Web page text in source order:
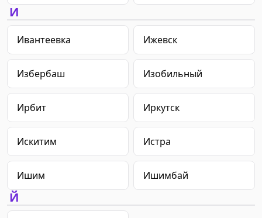
И
Ивантеевка Ижевск
Избербаш Изобильный
Ирбит Иркутск
Искитим Истра
Ишим Ишимбай
Й